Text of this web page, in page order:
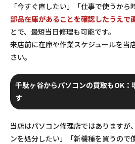
「今すぐ直したい」「仕事で使うから
部品在庫があることを確認したうえで
とで、最短当日修理も可能です。
来店前に在庫や作業スケジュールを当
さい。
千駄ヶ谷からパソコンの買取もOK：
す
当店はパソコン修理店ではありますが
ンを処分したい」「新機種を買うので